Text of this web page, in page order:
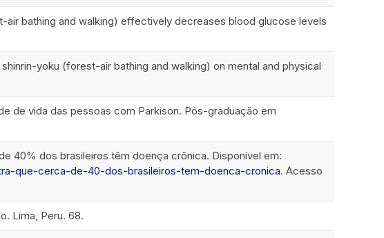
air bathing and walking) effectively decreases blood glucose levels
yoku (forest-air bathing and walking) on mental and physical
de vida das pessoas com Parkison. Pós-graduação em
40% dos brasileiros têm doença crônica. Disponível em:
que-cerca-de-40-dos-brasileiros-tem-doenca-cronica. Acesso
Lima, Peru. 68.
Methods
0
Results
0
Discussion
0
See how this article has been